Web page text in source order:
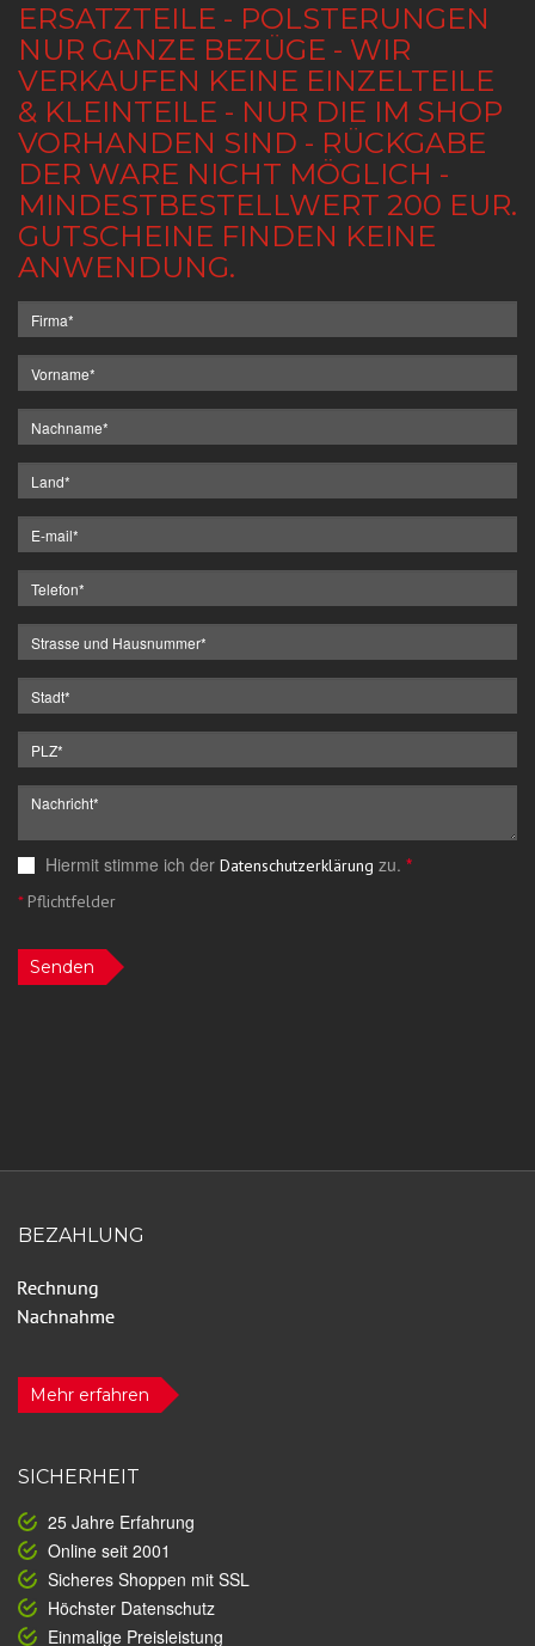
ERSATZTEILE - POLSTERUNGEN
NUR GANZE BEZÜGE - WIR
VERKAUFEN KEINE EINZELTEILE
& KLEINTEILE - NUR DIE IM SHOP
VORHANDEN SIND - RÜCKGABE
DER WARE NICHT MÖGLICH -
MINDESTBESTELLWERT 200 EUR.
GUTSCHEINE FINDEN KEINE
ANWENDUNG.
Hiermit stimme ich der Datenschutzerklärung zu. *
*Pflichtfelder
Senden
BEZAHLUNG
Mehr erfahren
SICHERHEIT
25 Jahre Erfahrung
Online seit 2001
Sicheres Shoppen mit SSL
Höchster Datenschutz
Einmalige Preisleistung